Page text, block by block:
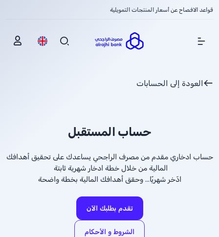
قواعد الافصاح عن أسعار المنتجات التمويلية
Show Menu
العودة إلى الحسابات
حساب المستقبل
حساب ادخاري مقدم من مصرف الراجحي يساعدك على تحقيق أهدافك
المالية من خلال خطة ادخار شهرية ثابتة
ادّخر شهريًا… وحقق أهدافك المالية بخطة واضحة
تقدم بطلبك الآن
الشروط و الأحكام